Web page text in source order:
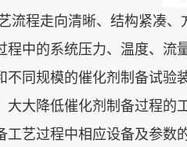
流程走向清晰、结构紧凑
中的系统压力、温度、流
不同规模的催化剂制备试
大大降低催化剂制备过程
艺过程中相应设备及参数